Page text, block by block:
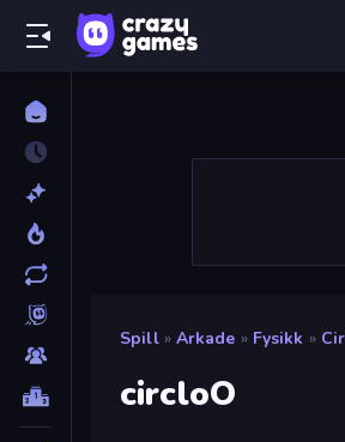
Spill » Arkade » Fysikk »
circloO